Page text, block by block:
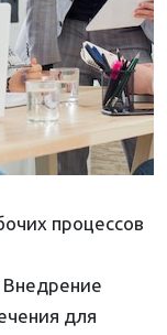
процессов
Внедрение
для